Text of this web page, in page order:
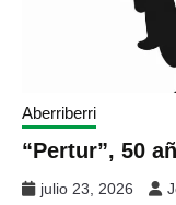
Aberriberri
“Pertur”, 50
julio 23, 2026